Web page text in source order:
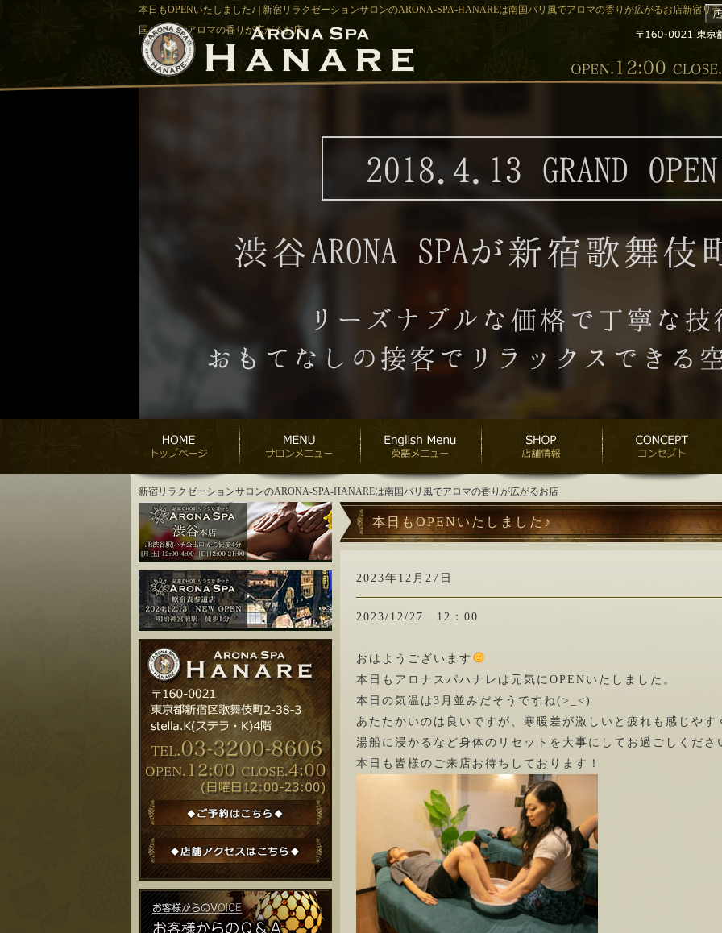
本日もOPENいたしました♪ | 新宿リラクゼーションサロンのARONA-SPA-HANAREは南国バリ風でアロマの香りが広がるお店新宿リ
国バリ風でアロマの香りが広がるお店
新宿リラクゼーションサロンのARONA-SPA-HANAREは南国バリ風でアロマの香りが広がるお店
本日もOPENいたしました♪
2023年12月27日
2023/12/27 12：00
おはようございます
本日もアロナスパハナレは元気にOPENいたしました。
本日の気温は3月並みだそうですね(>_<)
あたたかいのは良いですが、寒暖差が激しいと疲れも感じやす
湯船に浸かるなど身体のリセットを大事にしてお過ごしくださ
本日も皆様のご来店お待ちしております！